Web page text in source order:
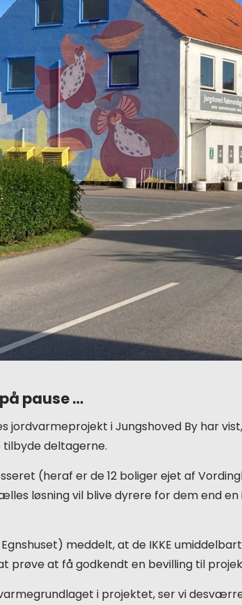
pause …
i Jungshoved By har
deltagerne.
(heraf er de 12 boliger ejet af
løsning vil blive dyrere for dem end
meddelt, at de IKKE
at få godkendt en bevilling til
i projektet, ser vi